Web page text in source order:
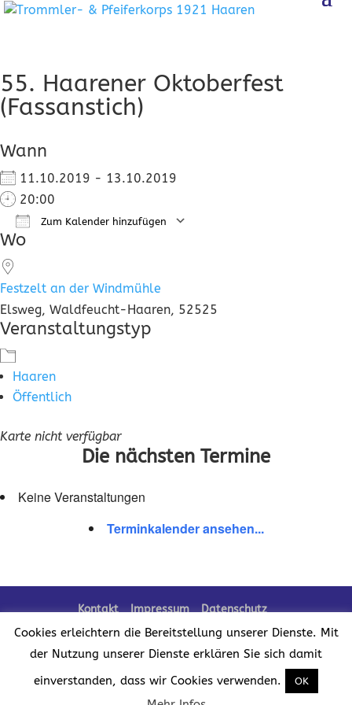
55. Haarener Oktoberfest
(Fassanstich)
Wann
11.10.2019 - 13.10.2019
20:00
Zum Kalender hinzufügen
Wo
Festzelt an der Windmühle
Elsweg, Waldfeucht-Haaren, 52525
Veranstaltungstyp
Haaren
Öffentlich
Karte nicht verfügbar
Die nächsten Termine
Keine Veranstaltungen
Terminkalender ansehen...
Kontakt Impressum Datenschutz
Realisation der Website:
Cookies erleichtern die Bereitstellung unserer Dienste. Mit
der Nutzung unserer Dienste erklären Sie sich damit
einverstanden, dass wir Cookies verwenden.
OK